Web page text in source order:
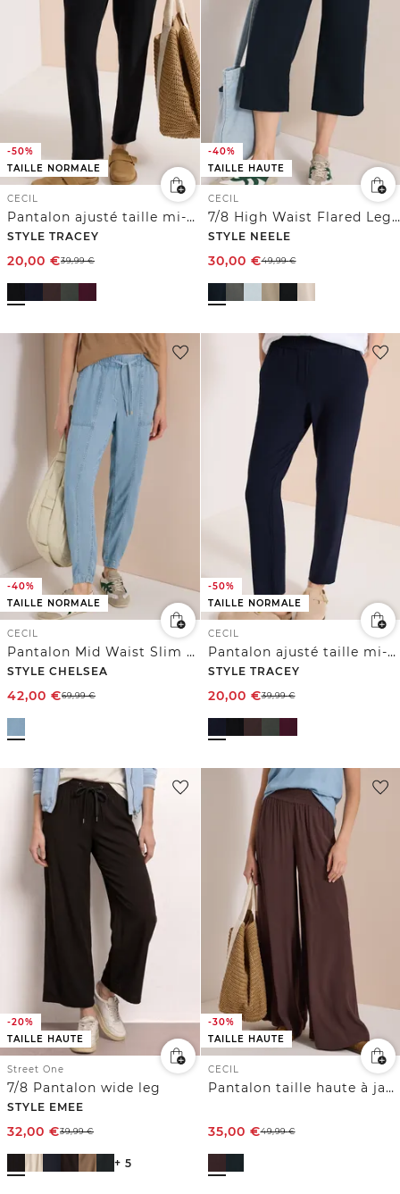
-50%
TAILLE NORMALE
CECIL
Pantalon ajusté taille mi-haute coupe slim
STYLE TRACEY
20,00 €39,99€
-40%
TAILLE HAUTE
CECIL
7/8 High Waist Flared Leg Pantalon Loose Fit
STYLE NEELE
30,00 €49,99€
-40%
TAILLE NORMALE
CECIL
Pantalon Mid Waist Slim Leg au look délavé
STYLE CHELSEA
42,00 €69,99€
-50%
TAILLE NORMALE
CECIL
Pantalon ajusté taille mi-haute coupe slim
STYLE TRACEY
20,00 €39,99€
-20%
TAILLE HAUTE
Street One
7/8 Pantalon wide leg
STYLE EMEE
32,00 €39,99€
+ 5
-30%
TAILLE HAUTE
CECIL
Pantalon taille haute à jambes larges et coupe ample
35,00 €49,99€